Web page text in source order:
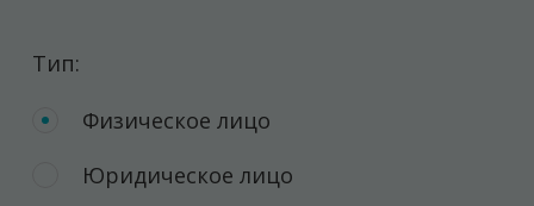
Тип:
Физическое лицо
Юридическое лицо